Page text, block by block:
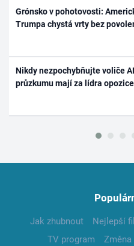
Grónsko v pohotovosti:
Trumpa chystá vrty bez
Nikdy nezpochybňujte voliče
průzkumu mají za lídra
Jak zhubnout Nejlepší
TV program
Změna